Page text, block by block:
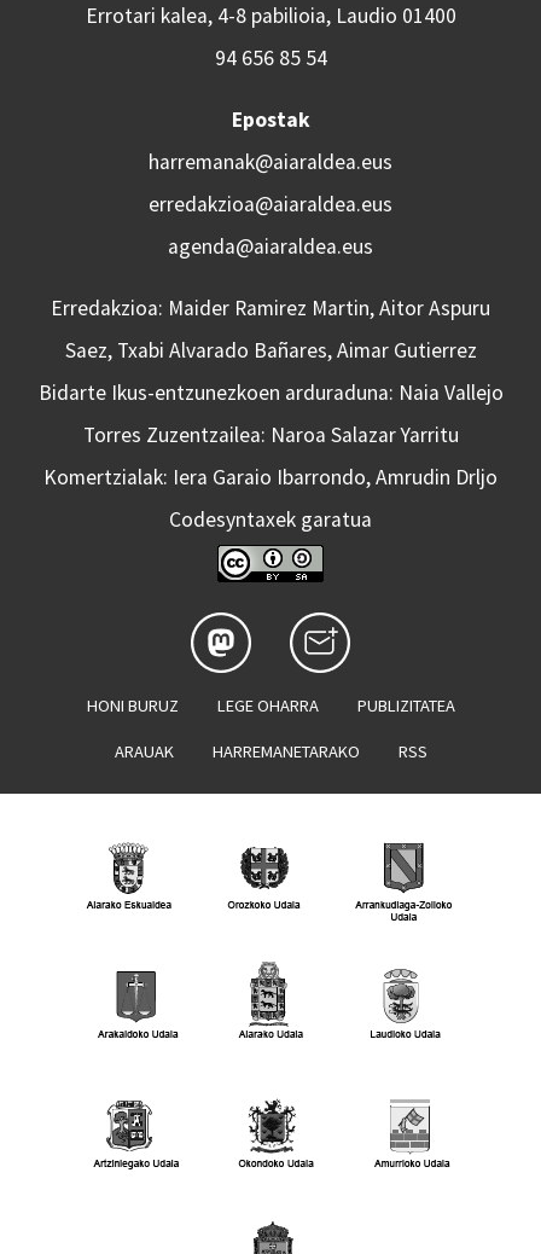
Errotari kalea, 4-8 pabilioia, Laudio 01400
94 656 85 54
Epostak
harremanak@aiaraldea.eus
erredakzioa@aiaraldea.eus
agenda@aiaraldea.eus
Erredakzioa: Maider Ramirez Martin, Aitor Aspuru
Saez, Txabi Alvarado Bañares, Aimar Gutierrez
Bidarte Ikus-entzunezkoen arduraduna: Naia Vallejo
Torres Zuzentzailea: Naroa Salazar Yarritu
Komertzialak: Iera Garaio Ibarrondo, Amrudin Drljo
Codesyntaxek garatua
HONI BURUZ LEGE OHARRA PUBLIZITATEA
ARAUAK HARREMANETARAKO RSS